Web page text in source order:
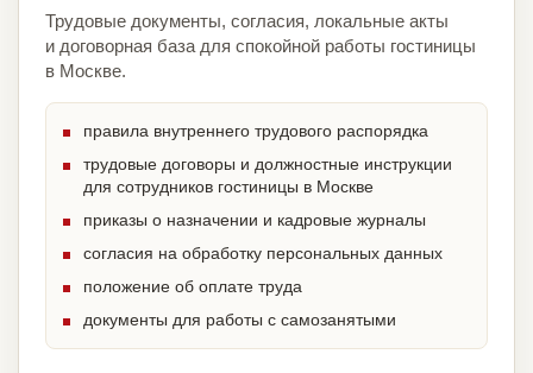
Трудовые документы, согласия, локальные акты
и договорная база для спокойной работы гостиницы
в Москве.
правила внутреннего трудового распорядка
трудовые договоры и должностные инструкции
для сотрудников гостиницы в Москве
приказы о назначении и кадровые журналы
согласия на обработку персональных данных
положение об оплате труда
документы для работы с самозанятыми